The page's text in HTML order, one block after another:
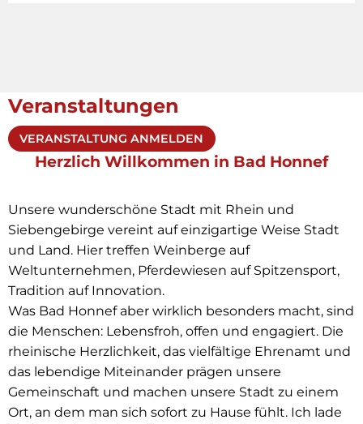
Veranstaltungen
VERANSTALTUNG ANMELDEN
Herzlich Willkommen in Bad Honnef
Unsere wunderschöne Stadt mit Rhein und
Siebengebirge vereint auf einzigartige Weise Stadt
und Land. Hier treffen Weinberge auf
Weltunternehmen, Pferdewiesen auf Spitzensport,
Tradition auf Innovation.
Was Bad Honnef aber wirklich besonders macht, sind
die Menschen: Lebensfroh, offen und engagiert. Die
rheinische Herzlichkeit, das vielfältige Ehrenamt und
das lebendige Miteinander prägen unsere
Gemeinschaft und machen unsere Stadt zu einem
Ort, an dem man sich sofort zu Hause fühlt. Ich lade